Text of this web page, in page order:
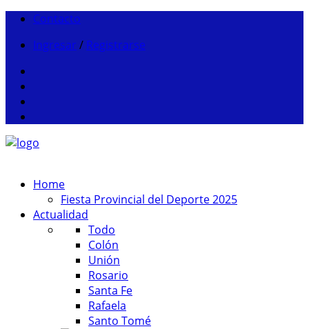
Contacto
Ingresar / Registrarse
Home
Fiesta Provincial del Deporte 2025
Actualidad
Todo
Colón
Unión
Rosario
Santa Fe
Rafaela
Santo Tomé